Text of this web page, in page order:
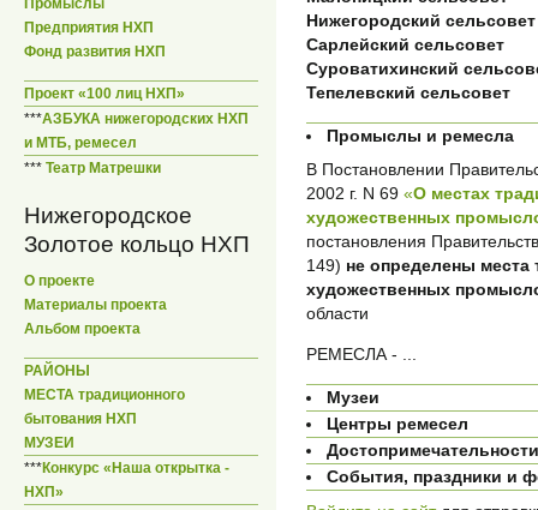
Промыслы
Предприятия НХП
Фонд развития НХП
Проект «100 лиц НХП»
***АЗБУКА нижегородских НХП
и МТБ, ремесел
*** Театр Матрешки
Нижегородское
Золотое кольцо НХП
О проекте
Материалы проекта
Альбом проекта
РАЙОНЫ
МЕСТА традиционного
бытования НХП
МУЗЕИ
***Конкурс «Наша открытка -
НХП»
Нижегородский сельсовет
Сарлейский сельсовет
Суроватихинский
Тепелевский сельсовет
Промыслы и ремесла
В Постановлении
2002 г. N 69 «О местах
художественных
постановления
149) не определены
художественных
области
РЕМЕСЛА - ...
Музеи
Центры ремесел
Достопримечательности
События, праздники и